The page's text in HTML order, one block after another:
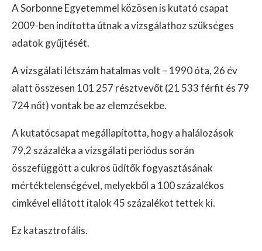
A Sorbonne Egyetemmel közösen is kutató csapat
2009-ben indította útnak a vizsgálathoz szükséges
adatok gyűjtését.
A vizsgálati létszám hatalmas volt – 1990 óta, 26 év
alatt összesen 101 257 résztvevőt (21 533 férfit és 79
724 nőt) vontak be az elemzésekbe.
A kutatócsapat megállapította, hogy a halálozások
79,2 százaléka a vizsgálati periódus során
összefüggött a cukros üdítők fogyasztásának
mértéktelenségével, melyekből a 100 százalékos
cimkével ellátott italok 45 százalékot tettek ki.
Ez katasztrofális.